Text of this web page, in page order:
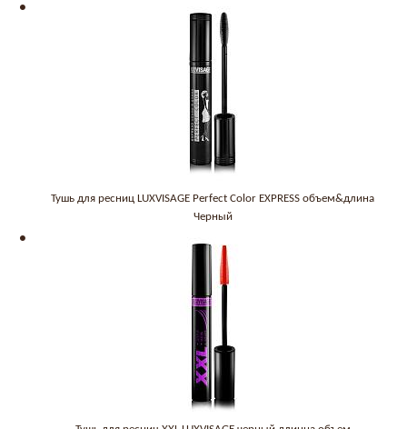
Тушь для ресниц LUXVISAGE Perfect Color EXPRESS объем&длина
Черный